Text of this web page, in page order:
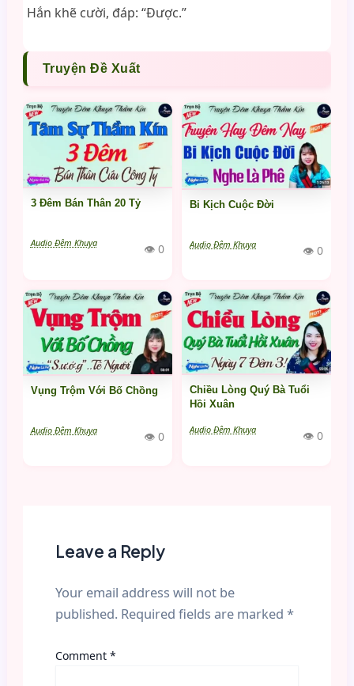
Hắn khẽ cười, đáp: “Được.”
Truyện Đề Xuất
3 Đêm Bán Thân 20 Tỷ
Audio Đêm Khuya 👁 0
Bi Kịch Cuộc Đời
Audio Đêm Khuya 👁 0
Vụng Trộm Với Bố Chồng
Audio Đêm Khuya 👁 0
Chiều Lòng Quý Bà Tuổi
Hồi Xuân
Audio Đêm Khuya 👁 0
Leave a Reply
Your email address will not be
published. Required fields are marked *
Comment *